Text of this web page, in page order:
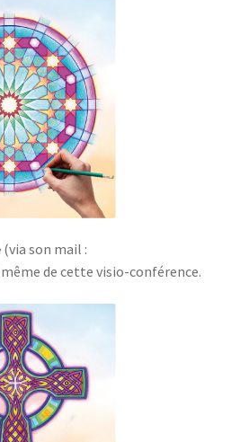
(via son mail :
même de cette visio-conférence.